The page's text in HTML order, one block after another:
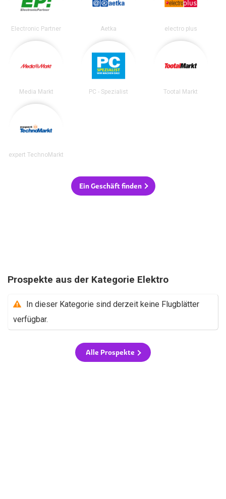
Electronic Partner Aetka electro plus
Media Markt PC - Spezialist Tootal Markt
expert TechnoMarkt
Ein Geschäft finden
Prospekte aus der Kategorie Elektro
In dieser Kategorie sind derzeit keine Flugblätter
verfügbar.
Alle Prospekte